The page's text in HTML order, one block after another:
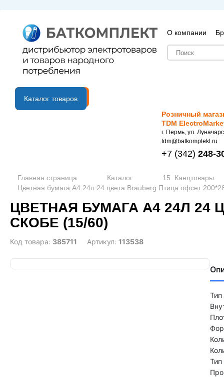
О компании
B2B портал
Каталог товаров
Розничный
TDM
г. Пермь, ул.
tdm@batkomplekt.ru
+7 (342) 248-
Главная страница Каталог
15. Канцтовары
Цветная бумага А4 24л 24 цвета Brauberg Птица офсет
ЦВЕТНАЯ БУМАГА А4 24Л 24
СКОБЕ (15/60)
Код товара: 385711 Артикул: 113538
Тип
Тип